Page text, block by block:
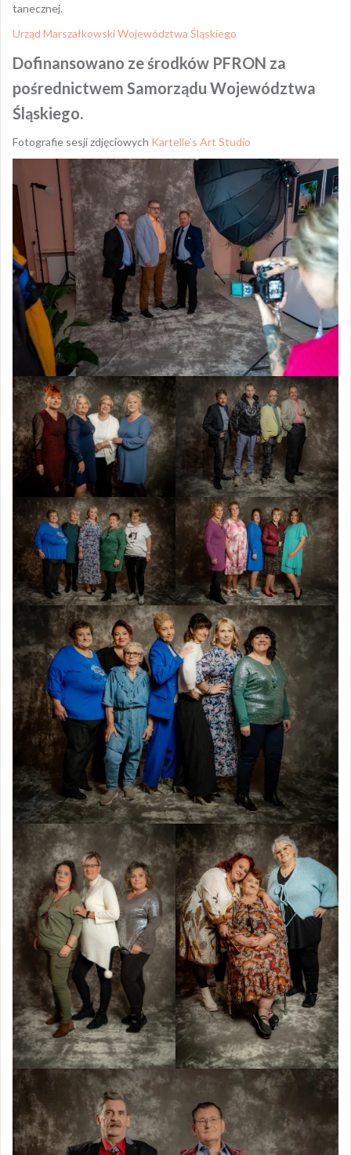
tanecznej.
Urząd Marszałkowski Województwa Śląskiego
Dofinansowano ze środków PFRON za
pośrednictwem Samorządu Województwa
Śląskiego.
Fotografie sesji zdjęciowych Kartelle’s Art Studio